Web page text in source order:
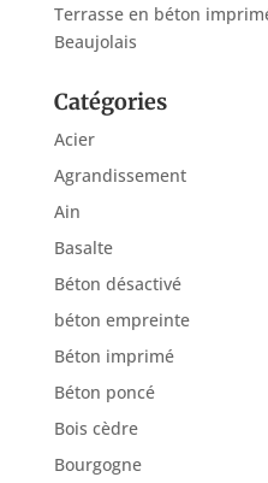
Terrasse en béton
Beaujolais
Catégories
Acier
Agrandissement
Ain
Basalte
Béton désactivé
béton empreinte
Béton imprimé
Béton poncé
Bois cèdre
Bourgogne